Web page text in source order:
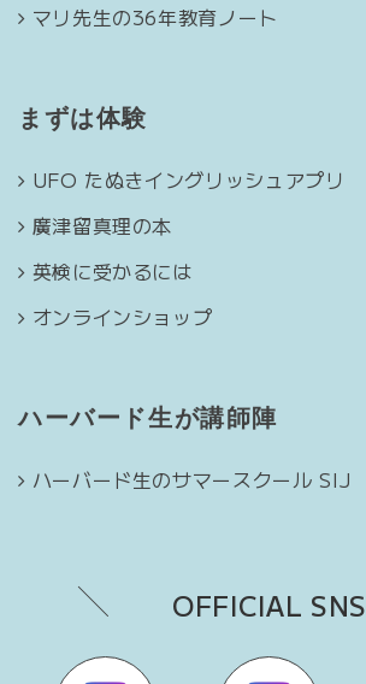
マリ先生の36年教育ノート
まずは体験
UFO たぬきイングリッシュアプリ
廣津留真理の本
英検に受かるには
オンラインショップ
ハーバード生が講師陣
ハーバード生のサマースクール SIJ
OFFICIAL SNS